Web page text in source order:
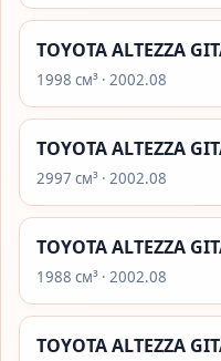
TOYOTA ALTEZZA
1998 см³ · 2002.08
TOYOTA ALTEZZA
2997 см³ · 2002.08
TOYOTA ALTEZZA
1988 см³ · 2002.08
TOYOTA ALTEZZA